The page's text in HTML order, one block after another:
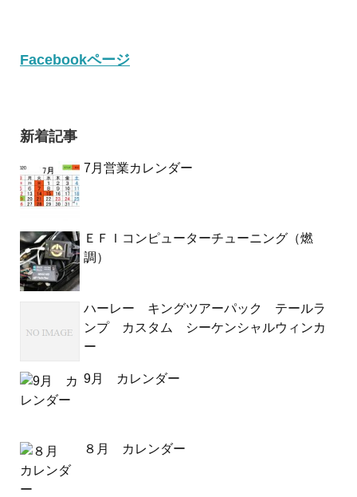
Facebookページ
新着記事
7月営業カレンダー
ＥＦＩコンピューターチューニング（燃
調）
ハーレー キングツアーパック テールラ
ンプ カスタム シーケンシャルウィンカ
ー
9月 カレンダー
８月 カレンダー